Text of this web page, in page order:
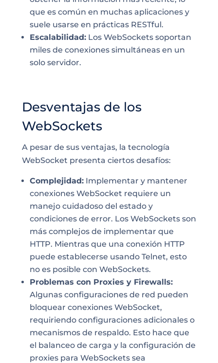
que es común en muchas aplicaciones y
suele usarse en prácticas RESTful.
Escalabilidad:Los WebSockets soportan
miles de conexiones simultáneas en un
solo servidor.
Desventajas de los
WebSockets
A pesar de sus ventajas, la tecnología
WebSocket presenta ciertos desafíos:
Complejidad:Implementar y mantener
conexiones WebSocket requiere un
manejo cuidadoso del estado y
condiciones de error. Los WebSockets son
más complejos de implementar que
HTTP. Mientras que una conexión HTTP
puede establecerse usando Telnet, esto
no es posible con WebSockets.
Problemas con Proxies y Firewalls:
Algunas configuraciones de red pueden
bloquear conexiones WebSocket,
requiriendo configuraciones adicionales o
mecanismos de respaldo. Esto hace que
el balanceo de carga y la configuración de
proxies para WebSockets sea